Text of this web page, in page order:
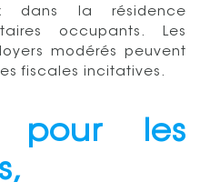
dans la résidence
occupants. Les
modérés peuvent
fiscales incitatives.
pour les